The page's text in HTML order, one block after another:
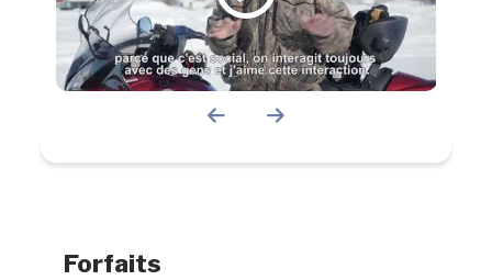
Forfaits